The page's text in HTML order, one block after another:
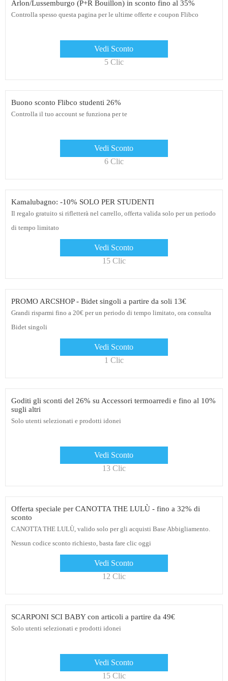
Arlon/Lussemburgo (P+R Bouillon) in sconto fino al 35%
Controlla spesso questa pagina per le ultime offerte e coupon Flibco
Vedi Sconto
5 Clic
Buono sconto Flibco studenti 26%
Controlla il tuo account se funziona per te
Vedi Sconto
6 Clic
Kamalubagno: -10% SOLO PER STUDENTI
Il regalo gratuito si rifletterà nel carrello, offerta valida solo per un periodo
di tempo limitato
Vedi Sconto
15 Clic
PROMO ARCSHOP - Bidet singoli a partire da soli 13€
Grandi risparmi fino a 20€ per un periodo di tempo limitato, ora consulta
Bidet singoli
Vedi Sconto
1 Clic
Goditi gli sconti del 26% su Accessori termoarredi e fino al 10%
sugli altri
Solo utenti selezionati e prodotti idonei
Vedi Sconto
13 Clic
Offerta speciale per CANOTTA THE LULÙ - fino a 32% di
sconto
CANOTTA THE LULÙ, valido solo per gli acquisti Base Abbigliamento.
Nessun codice sconto richiesto, basta fare clic oggi
Vedi Sconto
12 Clic
SCARPONI SCI BABY con articoli a partire da 49€
Solo utenti selezionati e prodotti idonei
Vedi Sconto
15 Clic